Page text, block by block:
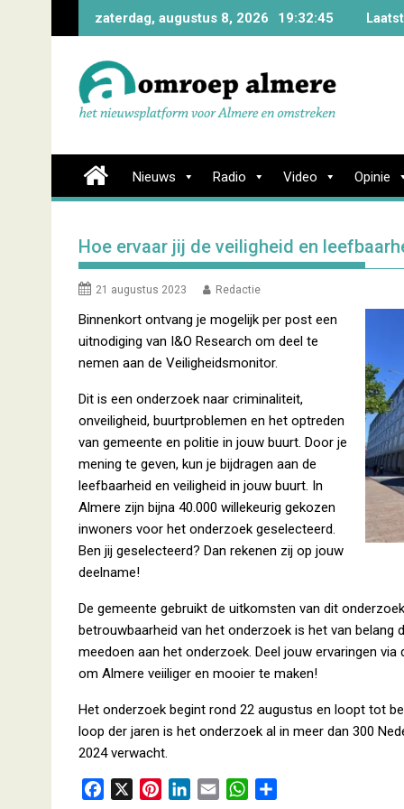
zaterdag, augustus 8, 2026 19:32:46
Nieuws Radio Video Opinie
Hoe ervaar jij de veiligheid en
21 augustus 2023 Redactie
Binnenkort ontvang je mogelijk per post een
uitnodiging van I&O Research om deel te
nemen aan de Veiligheidsmonitor.
Dit is een onderzoek naar criminaliteit,
onveiligheid, buurtproblemen en het optreden
van gemeente en politie in jouw buurt. Door je
mening te geven, kun je bijdragen aan de
leefbaarheid en veiligheid in jouw buurt. In
Almere zijn bijna 40.000 willekeurig gekozen
inwoners voor het onderzoek geselecteerd.
Ben jij geselecteerd? Dan rekenen zij op jouw
deelname!
De gemeente gebruikt de uitkomsten van dit
betrouwbaarheid van het onderzoek is het van
meedoen aan het onderzoek. Deel jouw ervaringen
om Almere veiiliger en mooier te maken!
Het onderzoek begint rond 22 augustus en loopt tot
loop der jaren is het onderzoek al in meer dan 300
2024 verwacht.
W